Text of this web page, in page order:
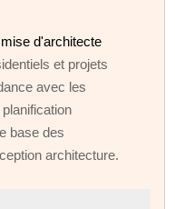
d'architecte
et projets
avec les
base des
architecture.